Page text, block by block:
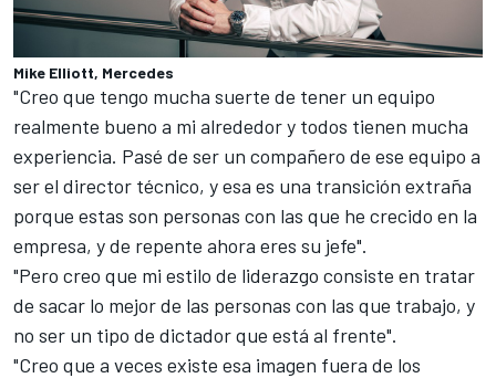
Mike Elliott, Mercedes
"Creo que tengo mucha suerte de tener un equipo
realmente bueno a mi alrededor y todos tienen mucha
experiencia. Pasé de ser un compañero de ese equipo a
ser el director técnico, y esa es una transición extraña
porque estas son personas con las que he crecido en la
empresa, y de repente ahora eres su jefe".
"Pero creo que mi estilo de liderazgo consiste en tratar
de sacar lo mejor de las personas con las que trabajo, y
no ser un tipo de dictador que está al frente".
"Creo que a veces existe esa imagen fuera de los